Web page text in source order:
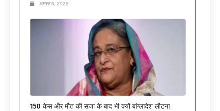
अगस्त 6, 2026
150 केस और मौत की सजा के बाद भी क्यों बांग्लादेश लौटना